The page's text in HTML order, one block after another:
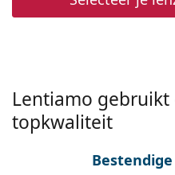
Lentiamo gebruikt
topkwaliteit